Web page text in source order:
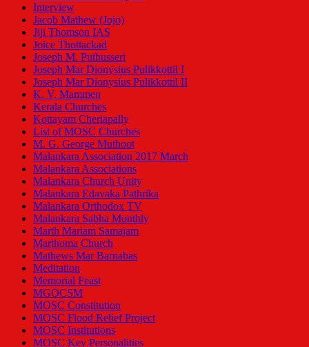
Interview
Jacob Mathew (Jojo)
Jiji Thomson IAS
Joice Thottackad
Joseph M. Puthusseri
Joseph Mar Dionysius Pulikkottil I
Joseph Mar Dionysius Pulikkottil II
K. V. Mammen
Kerala Churches
Kottayam Cheriapally
List of MOSC Churches
M. G. George Muthoot
Malankara Association 2017 March
Malankara Associations
Malankara Church Unity
Malankara Edavaka Pathrika
Malankara Orthodox TV
Malankara Sabha Monthly
Marth Mariam Samajam
Marthoma Church
Mathews Mar Barnabas
Meditation
Memorial Feast
MGOCSM
MOSC Constitution
MOSC Flood Relief Project
MOSC Institutions
MOSC Key Personalities